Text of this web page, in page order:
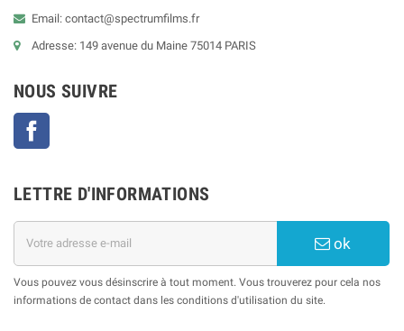
Email: contact@spectrumfilms.fr
Adresse: 149 avenue du Maine 75014 PARIS
NOUS SUIVRE
LETTRE D'INFORMATIONS
ok
Vous pouvez vous désinscrire à tout moment. Vous trouverez pour cela nos
informations de contact dans les conditions d'utilisation du site.